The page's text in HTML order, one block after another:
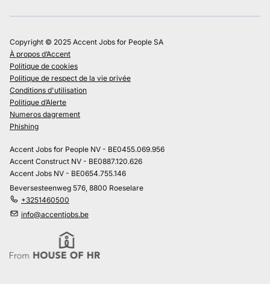
Copyright © 2025 Accent Jobs for People SA
À propos d’Accent
Politique de cookies
Politique de respect de la vie privée
Conditions d'utilisation
Politique d’Alerte
Numeros dagrement
Phishing
Accent Jobs for People NV - BE0455.069.956
Accent Construct NV - BE0887.120.626
Accent Jobs NV - BE0654.755.146
Beversesteenweg 576, 8800 Roeselare
+3251460500
info@accentjobs.be